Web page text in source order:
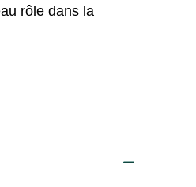
rôle dans la